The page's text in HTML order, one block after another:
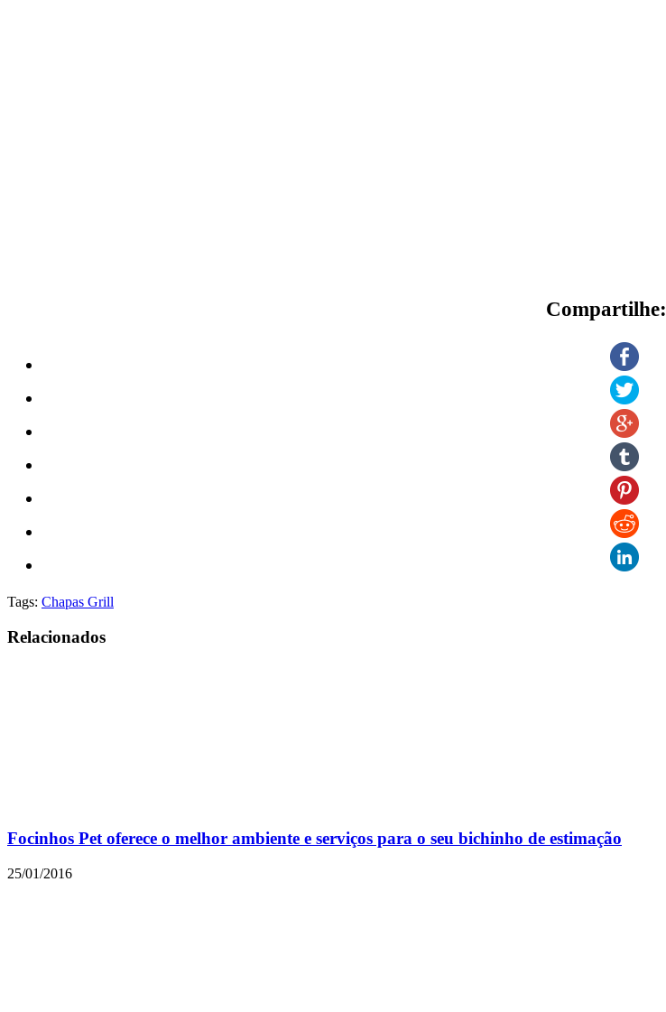
Compartilhe:
Tags: Chapas Grill
Relacionados
Focinhos Pet oferece o melhor ambiente e serviços para o seu bichinho de estimação
25/01/2016